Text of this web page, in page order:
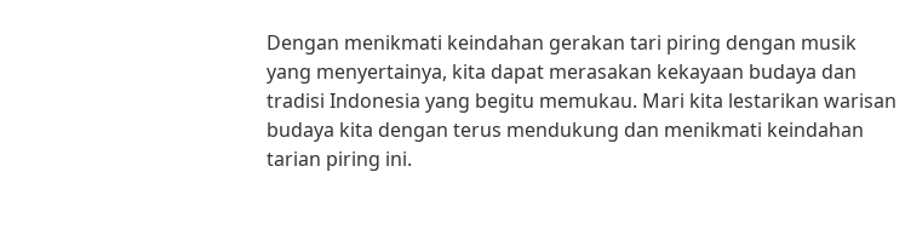
Dengan menikmati keindahan gerakan tari piring dengan musik
yang menyertainya, kita dapat merasakan kekayaan budaya dan
tradisi Indonesia yang begitu memukau. Mari kita lestarikan warisan
budaya kita dengan terus mendukung dan menikmati keindahan
tarian piring ini.